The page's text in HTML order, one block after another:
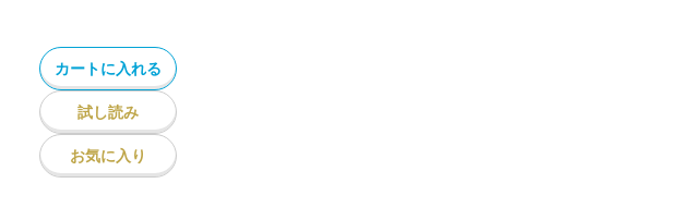
カートに入れる
試し読み
お気に入り